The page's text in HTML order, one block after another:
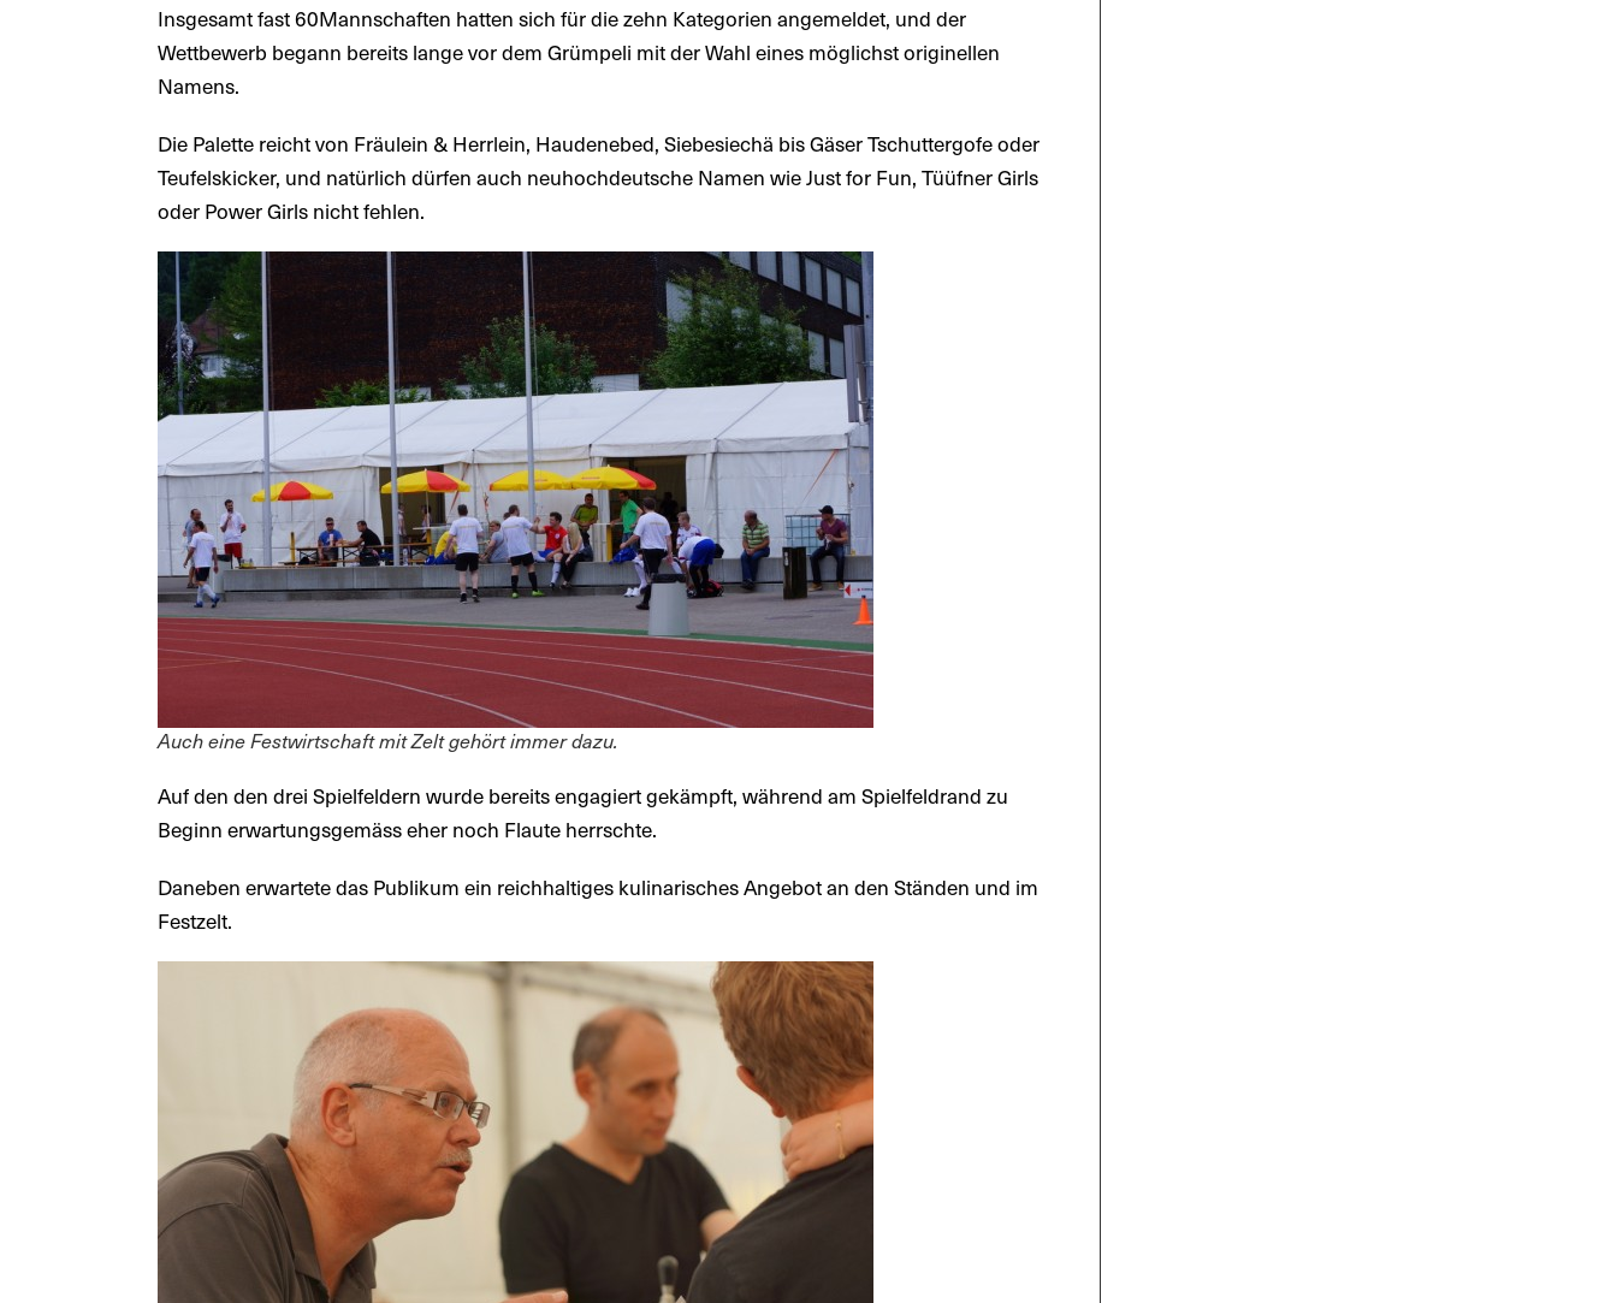
Insgesamt fast 60Mannschaften hatten sich für die zehn Kategorien angemeldet, und der
Wettbewerb begann bereits lange vor dem Grümpeli mit der Wahl eines möglichst originellen
Namens.
Die Palette reicht von Fräulein & Herrlein, Haudenebed, Siebesiechä bis Gäser Tschuttergofe oder
Teufelskicker, und natürlich dürfen auch neuhochdeutsche Namen wie Just for Fun, Tüüfner Girls
oder Power Girls nicht fehlen.
Auch eine Festwirtschaft mit Zelt gehört immer dazu.
Auf den den drei Spielfeldern wurde bereits engagiert gekämpft, während am Spielfeldrand zu
Beginn erwartungsgemäss eher noch Flaute herrschte.
Daneben erwartete das Publikum ein reichhaltiges kulinarisches Angebot an den Ständen und im
Festzelt.